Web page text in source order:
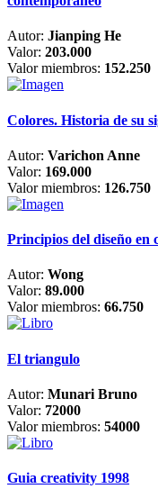
Autor: Jianping He
Valor: 203.000
Valor miembros: 152.250
Colores. Historia de su
Autor: Varichon Anne
Valor: 169.000
Valor miembros: 126.750
Principios del diseño en
Autor: Wong
Valor: 89.000
Valor miembros: 66.750
El triangulo
Autor: Munari Bruno
Valor: 72000
Valor miembros: 54000
Guia creativity 1998